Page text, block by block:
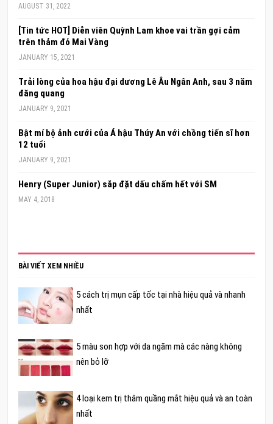
AUGUST 31, 2022
[Tin tức HOT] Diễn viên Quỳnh Lam khoe vai trần gợi cảm
trên thảm đỏ Mai Vàng
JANUARY 15, 2021
Trải lòng của hoa hậu đại dương Lê Âu Ngân Anh, sau 3 năm
đăng quang
JANUARY 9, 2021
Bật mí bộ ảnh cưới của Á hậu Thúy An với chồng tiến sĩ hơn
12 tuổi
JANUARY 9, 2021
Henry (Super Junior) sắp đặt dấu chấm hết với SM
MAY 4, 2018
BÀI VIẾT XEM NHIỀU
5 cách trị mụn cấp tốc tại nhà hiệu quả và nhanh
nhất
5 màu son hợp với da ngăm mà các nàng không
nên bỏ lỡ
4 loại kem trị thâm quầng mắt hiệu quả và an toàn
nhất